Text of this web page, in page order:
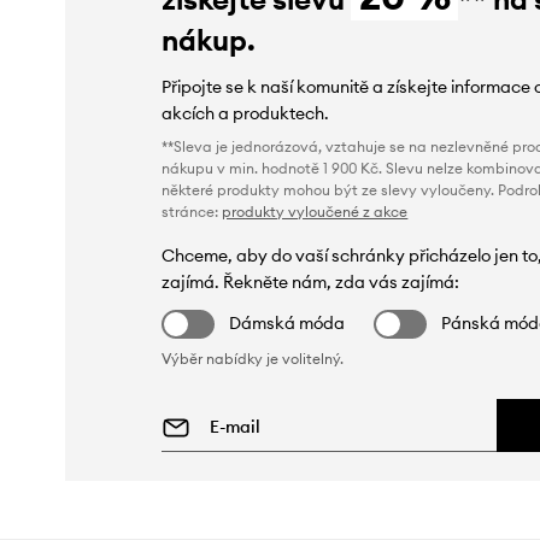
nákup.
Připojte se k naší komunitě a získejte informace
akcích a produktech.
**Sleva je jednorázová, vztahuje se na nezlevněné
nákupu v min. hodnotě 1 900 Kč. Slevu nelze
některé produkty mohou být ze slevy vyloučeny.
stránce: produkty vyloučené z akce
Chceme, aby do vaší schránky přicházelo jen
zajímá. Řekněte nám, zda vás zajímá:
Dámská móda
Pánská
Výběr nabídky je volitelný.